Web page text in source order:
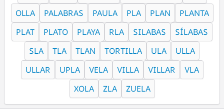
OLLA
PALABRAS PAULA PLA PLAN
PLANTA
PLAT
PLATO PLAYA RLA SILABAS
SÍLABAS
SLA
TLA TLAN TORTILLA ULA
ULLA
ULLAR
UPLA VELA VILLA VILLAR
VLA
XOLA
ZLA ZUELA